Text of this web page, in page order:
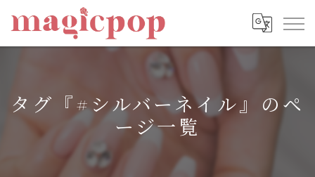
タグ『#シルバーネイル』のペ
ージ一覧